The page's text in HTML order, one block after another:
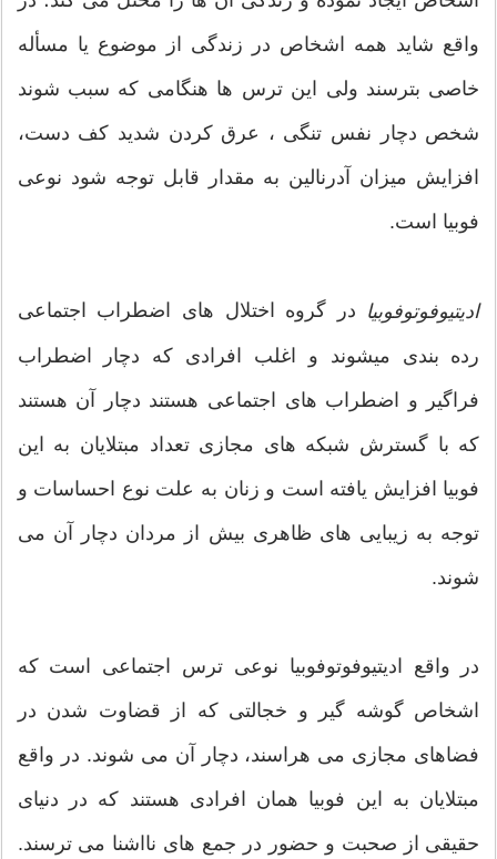
واقع شاید همه اشخاص در زندگی از موضوع یا مسأله
خاصی بترسند ولی این ترس ها هنگامی که سبب شوند
شخص دچار نفس تنگی ، عرق کردن شدید کف دست،
افزایش ميزان آدرنالین به مقدار قابل توجه شود نوعی
فوبیا است.
ادیتیوفوتوفوبیا در گروه اختلال های اضطراب اجتماعی
رده بندی میشوند و اغلب افرادی که دچار اضطراب
فراگیر و اضطراب های اجتماعی هستند دچار آن هستند
که با گسترش شبکه های مجازی تعداد مبتلایان به این
فوبیا افزایش یافته است و زنان به علت نوع احساسات و
توجه به زیبایی های ظاهری بیش از مردان دچار آن می
شوند.
در واقع ادیتیوفوتوفوبیا نوعی ترس اجتماعی است که
اشخاص گوشه گیر و خجالتی که از قضاوت شدن در
فضاهای مجازی می هراسند، دچار آن می شوند. در واقع
مبتلایان به این فوبیا همان افرادی هستند که در دنیای
حقیقی از صحبت و حضور در جمع های نااشنا می ترسند.